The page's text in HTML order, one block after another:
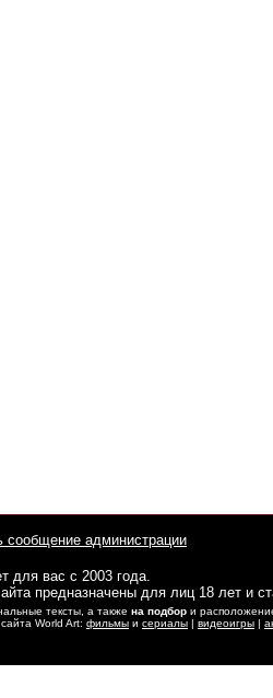
сообщение администрации
для вас с 2003 года.
предназначены для лиц 18 лет и
тексты, а также на подбор и
World Art: фильмы и сериалы | видеоигры |